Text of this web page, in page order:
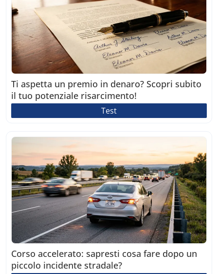
Ti aspetta un premio in denaro? Scopri subito
il tuo potenziale risarcimento!
Test
Corso accelerato: sapresti cosa fare dopo un
piccolo incidente stradale?